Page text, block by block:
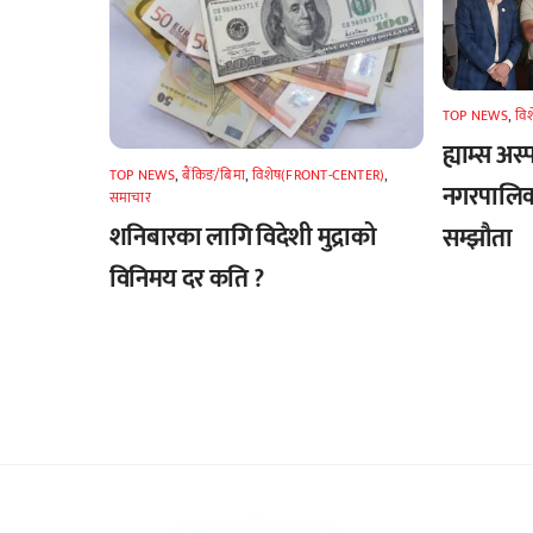
TOP NEWS,बैंकिङ/बिमा,विशेष(FRONT-CENTER),
समाचार
शनिबारका लागि विदेशी मुद्राको
विनिमय दर कति ?
TOP NEWS,
ह्याम्स
सम्झौता